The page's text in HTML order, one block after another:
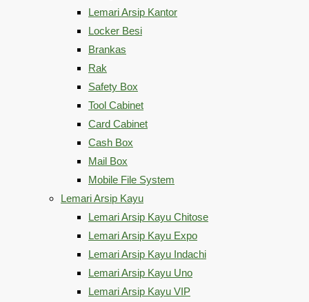
Lemari Arsip Kantor
Locker Besi
Brankas
Rak
Safety Box
Tool Cabinet
Card Cabinet
Cash Box
Mail Box
Mobile File System
Lemari Arsip Kayu
Lemari Arsip Kayu Chitose
Lemari Arsip Kayu Expo
Lemari Arsip Kayu Indachi
Lemari Arsip Kayu Uno
Lemari Arsip Kayu VIP